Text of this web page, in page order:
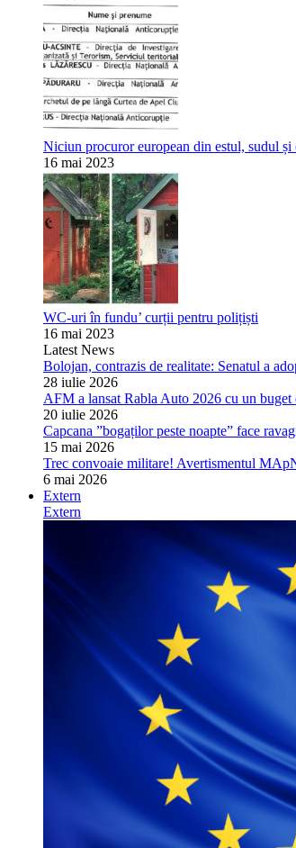
Niciun procuror european din estul, sudul
16 mai 2023
WC-uri în fundu’ curții pentru polițiști
16 mai 2023
Latest News
Bolojan, contrazis de realitate: Senatul a
28 iulie 2026
AFM a lansat Rabla Auto 2026 cu un
20 iulie 2026
Capcana ”bogaților peste noapte” face
15 mai 2026
Trec convoaie militare! Avertismentul
6 mai 2026
Extern
Extern